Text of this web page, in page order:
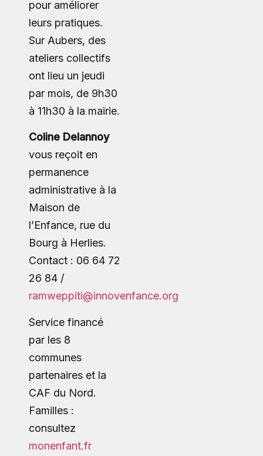
pour améliorer
leurs pratiques.
Sur Aubers, des
ateliers collectifs
ont lieu un jeudi
par mois, de 9h30
à 11h30 à la mairie.
Coline Delannoy
vous reçoit en
permanence
administrative à la
Maison de
l’Enfance, rue du
Bourg à Herlies.
Contact : 06 64 72
26 84 /
ramweppiti@innovenfance.org
Service financé
par les 8
communes
partenaires et la
CAF du Nord.
Familles :
consultez
monenfant.fr